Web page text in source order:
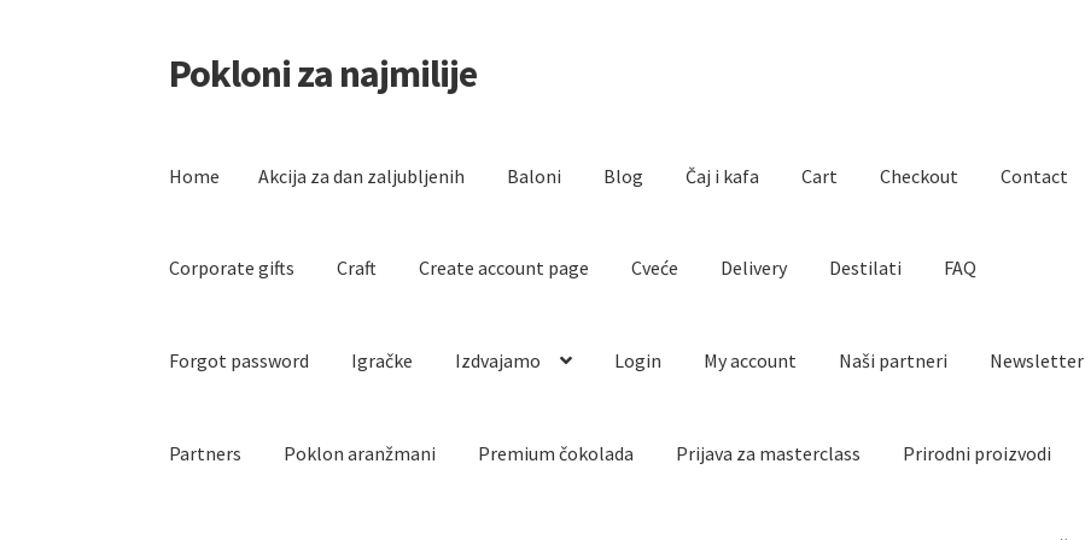
Skip
to
Skip
to
Pokloni za najmilije
Home Akcija za dan zaljubljenih Baloni Blog Čaj i kafa Cart Checkout Contact
Corporate gifts Craft Create account page Cveće Delivery Destilati FAQ
Forgot password Igračke Izdvajamo Login My account Naši partneri Newsletter
Partners Poklon aranžmani Premium čokolada Prijava za masterclass Prirodni proizvodi